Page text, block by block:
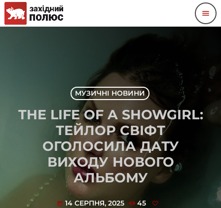
menu
МУЗИЧНІ НОВИНИ
THE LIFE OF A SHOWGIRL:
ТЕЙЛОР СВІФТ
ОГОЛОСИЛА ДАТУ
ВИХОДУ НОВОГО
АЛЬБОМУ
today 14 СЕРПНЯ, 2025 45